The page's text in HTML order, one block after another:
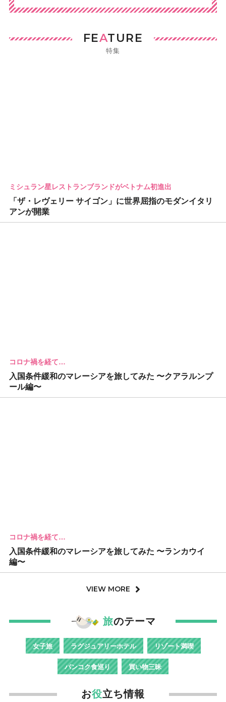
FEATURE
特集
ミシュラン星レストランブランドがベトナム初進出
「ザ・レヴェリー サイゴン」に世界屈指のモダンイタリ
アンが開業
コロナ禍を経て…
入国条件緩和のマレーシアを旅してみた 〜クアラルンプ
ール編〜
コロナ禍を経て…
入国条件緩和のマレーシアを旅してみた 〜ランカウイ
編〜
VIEW MORE
旅のテーマ
女子旅 ラグジュアリーホテル リゾート満喫
バンコク食巡り 買い物三昧
お役立ち情報